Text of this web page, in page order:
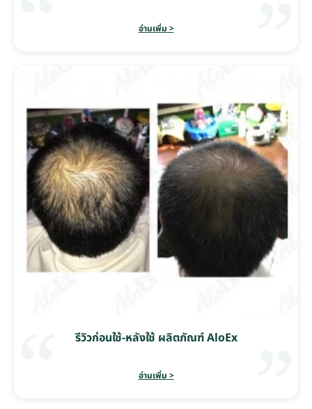
อ่านเพิ่ม >
รีวิวก่อนใช้-หลังใช้ ผลิตภัณฑ์ AloEx
อ่านเพิ่ม >